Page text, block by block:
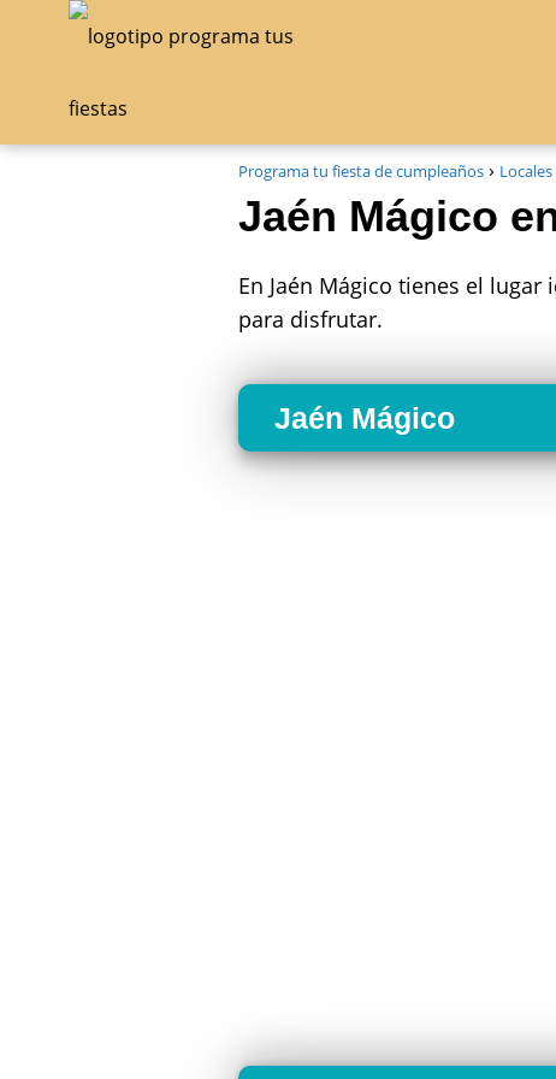
Programa tu fiesta de cumpleaños
Jaén Mágico
En Jaén Mágico tienes el
para disfrutar.
Jaén Mágico